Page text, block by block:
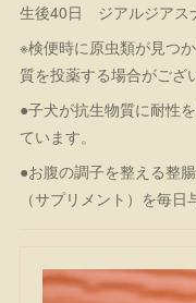
生後40日 ジアルジアス
※検便時に原虫類が見つ
質を投薬する場合がござ
●子犬が抗生物質に耐性
ています。
●お腹の調子を整える整
（サプリメント）を毎日